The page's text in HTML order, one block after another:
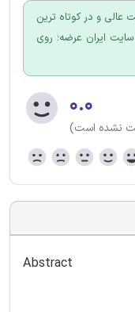
عالی و در کوتاه ترین
ایران عرضه؛ روی
۰.۰
نشده است)
Abstract